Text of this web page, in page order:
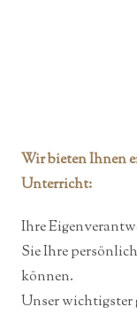
Wir bieten Ihnen
Unterricht:
Ihre
Sie Ihre
können.
Unser wichtigster